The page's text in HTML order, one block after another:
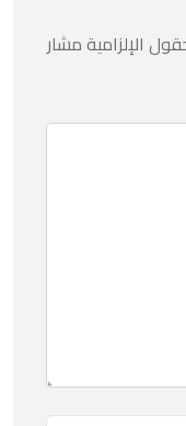
الإلزامية مشار